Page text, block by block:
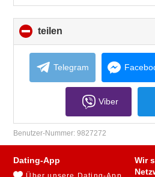
teilen
to
collapse
contents
Telegram
Viber
Benutzer-Nummer:9827272
Dating-App
Wir